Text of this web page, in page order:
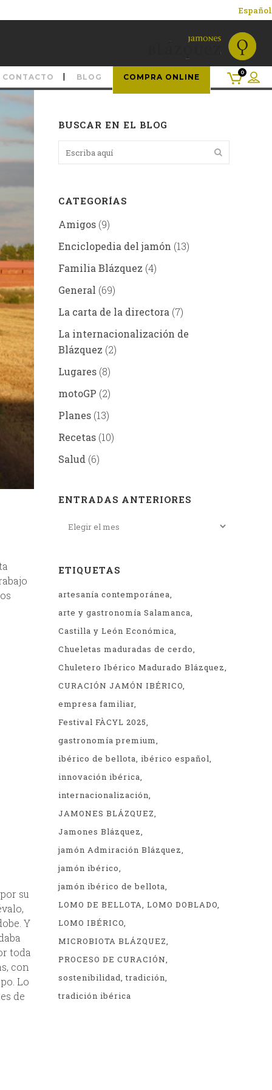
Español
CONTACTO BLOG COMPRA ONLINE
0
su
Y
toda
con
Lo
de
BUSCAR EN EL BLOG
CATEGORÍAS
Amigos (9)
Enciclopedia del jamón (13)
Familia Blázquez (4)
General (69)
La carta de la directora (7)
La internacionalización de
Blázquez (2)
Lugares (8)
motoGP (2)
Planes (13)
Recetas (10)
Salud (6)
ENTRADAS ANTERIORES
ETIQUETAS
artesanía contemporánea
arte y gastronomía Salamanca
Castilla y León Económica
Chueletas maduradas de cerdo
Chuletero Ibérico Madurado Blázquez
CURACIÓN JAMÓN IBÉRICO
empresa familiar
Festival FÀCYL 2025
gastronomía premium
ibérico de bellota ibérico español
innovación ibérica
internacionalización
JAMONES BLÁZQUEZ
Jamones Blázquez
jamón Admiración Blázquez
jamón ibérico
jamón ibérico de bellota
LOMO DE BELLOTA LOMO DOBLADO
LOMO IBÉRICO
MICROBIOTA BLÁZQUEZ
PROCESO DE CURACIÓN
sostenibilidad tradición
tradición ibérica